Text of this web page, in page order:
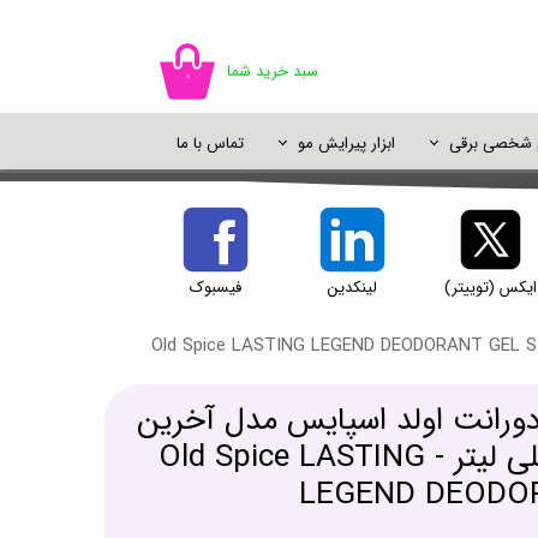
۰ سبد خرید شما
خوشبو کننده
اسپری مو
شامپو خشک
ژل شستشو
دئودورانت و ضد تعریق
سایه چشم
پالت سایه
پرایمر و پایه آرایش
اسپری رنگ مو
شخصی برقی ابزار پیرایش مو تماس با ما
اولد اسپایس مدل آخرین
افسانه حجم 50 میلی لیتر - Old Spice LASTING
LEGEND
ایکس (توییتر) لینکدین فیسبوک